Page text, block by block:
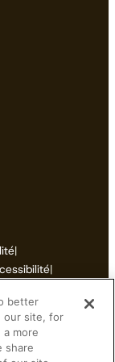
|
|
better
our site, for
more
share